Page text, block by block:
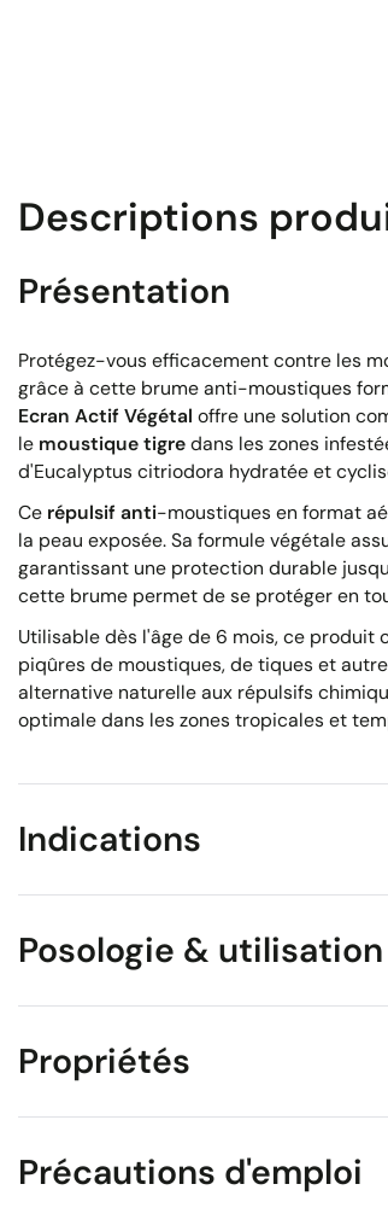
Descriptions
Présentation
Protégez-vous efficacement contre les
grâce à cette brume anti-moustiques
Ecran Actif Végétal offre une solution
le moustique tigredans les zones
d'Eucalyptus citriodora hydratée et
Ce répulsif anti-moustiques en format
la peau exposée. Sa formule végétale
garantissant une protection durable
cette brume permet de se protéger en
Utilisable dès l'âge de 6 mois, ce
piqûres de moustiques, de tiques et
alternative naturelle aux répulsifs
optimale dans les zones tropicales et
Indications
Posologie & utilisation
Propriétés
Précautions d'emploi